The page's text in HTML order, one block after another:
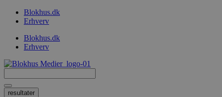
VidereBlokhus.dk
Erhverv
Blokhus.dk
Erhverv
...
resultater